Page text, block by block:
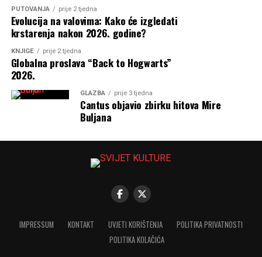
PUTOVANJA prije 2 tjedna
Evolucija na valovima: Kako će izgledati
krstarenja nakon 2026. godine?
KNJIGE prije 2 tjedna
Globalna proslava “Back to Hogwarts”
2026.
GLAZBA prije 3 tjedna
Cantus objavio zbirku hitova Mire
Buljana
IMPRESSUM KONTAKT UVJETI KORIŠTENJA
POLITIKA PRIVATNOSTI
POLITIKA KOLAČIĆA